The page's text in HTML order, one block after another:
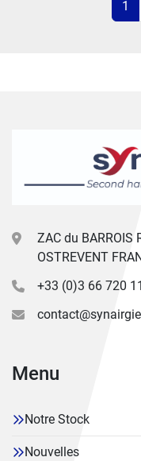
1
ZAC du BARROIS
OSTREVENT
+33 (0)3 66 720
Menu
Notre Stock
Nouvelles